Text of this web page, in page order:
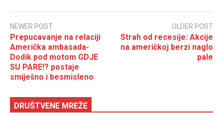
NEWER POST
Prepucavanje na relaciji
Američka ambasada-
Dodik pod motom GDJE
SU PARE!? postaje
smiješno i besmisleno
OLDER POST
Strah od recesije: Akcije
na američkoj berzi naglo
pale
DRUŠTVENE MREŽE